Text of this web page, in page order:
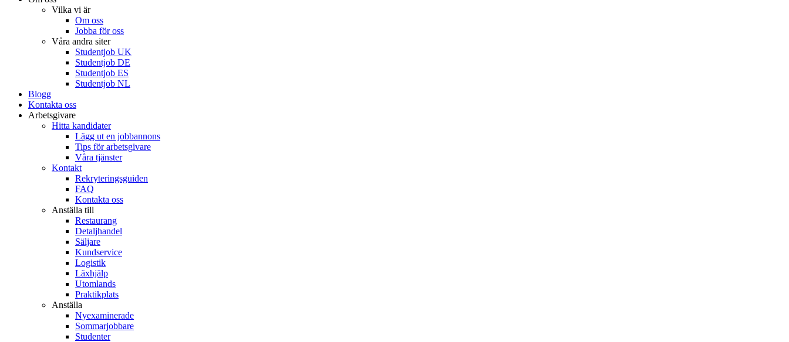
Vilka vi är
Om oss
Jobba för oss
Våra andra siter
Studentjob UK
Studentjob DE
Studentjob ES
Studentjob NL
Blogg
Kontakta oss
Arbetsgivare
Hitta kandidater
Lägg ut en jobbannons
Tips för arbetsgivare
Våra tjänster
Kontakt
Rekryteringsguiden
FAQ
Kontakta oss
Anställa till
Restaurang
Detaljhandel
Säljare
Kundservice
Logistik
Läxhjälp
Utomlands
Praktikplats
Anställa
Nyexaminerade
Sommarjobbare
Studenter